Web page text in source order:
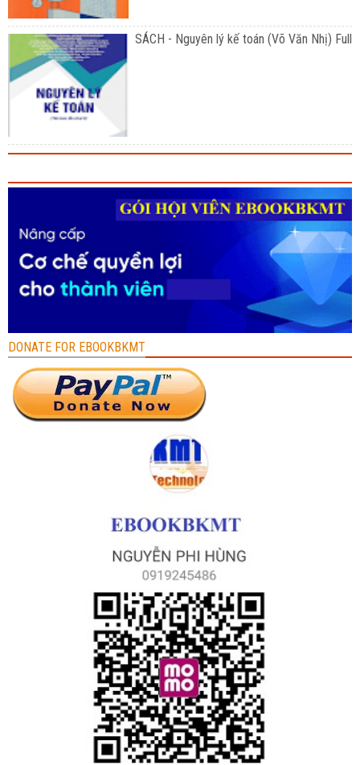
SÁCH - Nguyên lý kế toán (Võ Văn Nhị) Full
DONATE FOR EBOOKBKMT